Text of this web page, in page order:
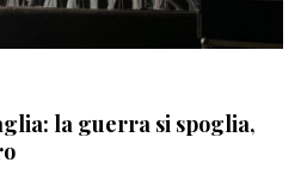
la guerra si spoglia,